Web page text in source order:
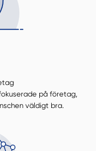
på företag,
väldigt bra.